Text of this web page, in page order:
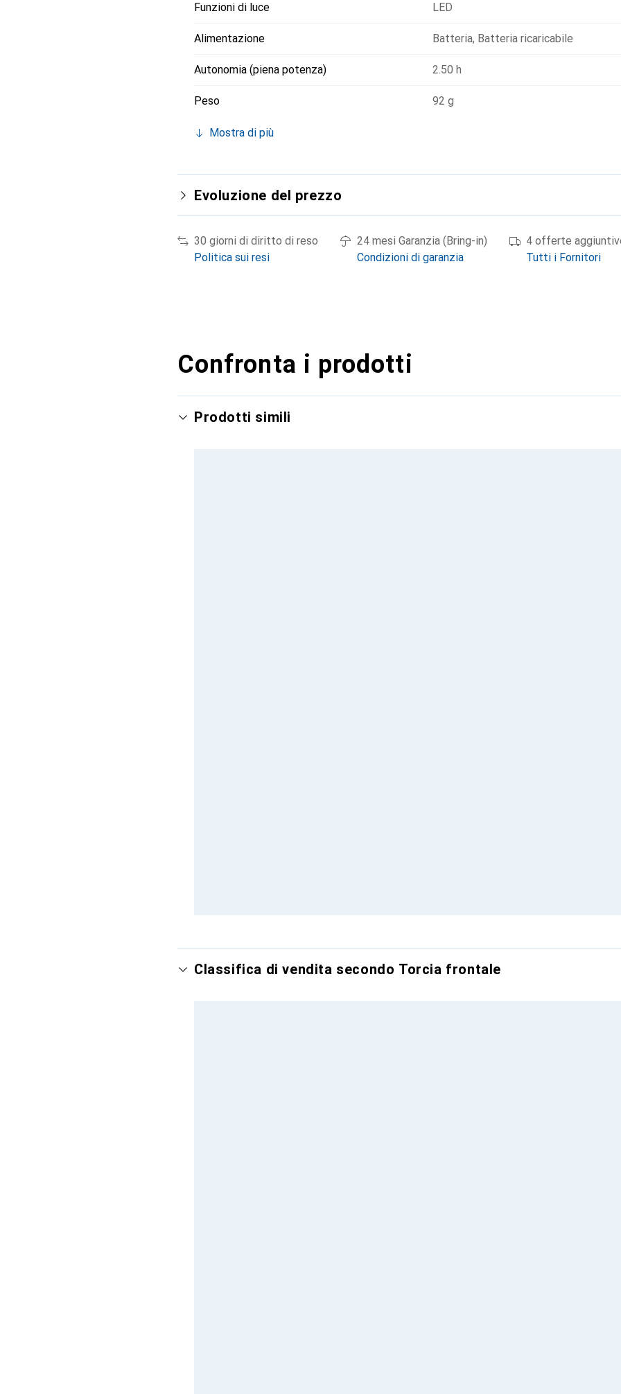
Funzioni di luce LED
Alimentazione Batteria, Batteria ricaricabile
Autonomia (piena potenza) 2.50 h
Peso 92 g
Mostra di più
Evoluzione del prezzo
30 giorni di diritto di reso
Politica sui resi
24 mesi Garanzia (Bring-in)
Condizioni di garanzia
4 offerte
Tutti i Fornitori
Confronta i prodotti
Prodotti simili
Classifica di vendita secondo Torcia frontale